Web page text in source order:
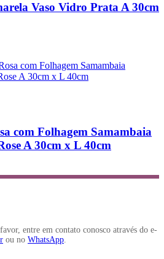
Vaso Vidro Prata A 30cm
com Folhagem Samambaia
A 30cm x L 40cm
entre em contato conosco através do e-
ou no WhatsApp.